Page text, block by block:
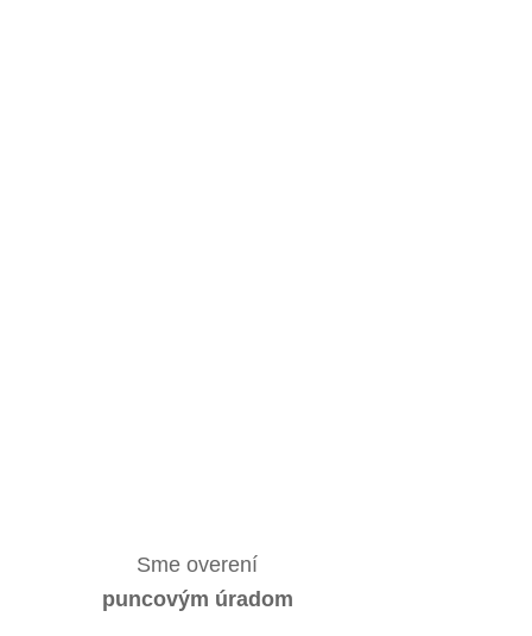
Sme overení
puncovým úradom